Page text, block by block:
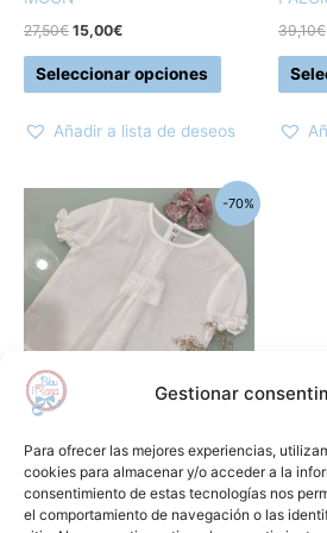
Gestionar
Para ofrecer las mejores experiencias,
cookies para almacenar y/o acceder a la
consentimiento de estas tecnologías nos
el comportamiento de navegación o las
27,50€ 15,00€
Seleccionar opciones
página
Añadir a lista de deseos
39,10€
-70%
Camisa bebé niña
40,00€
precio
original
era:
40,00€.
12,00€
El
precio
actual
12,00€.
Este
producto
tiene
múltiples
variantes.
Las
elegir
en